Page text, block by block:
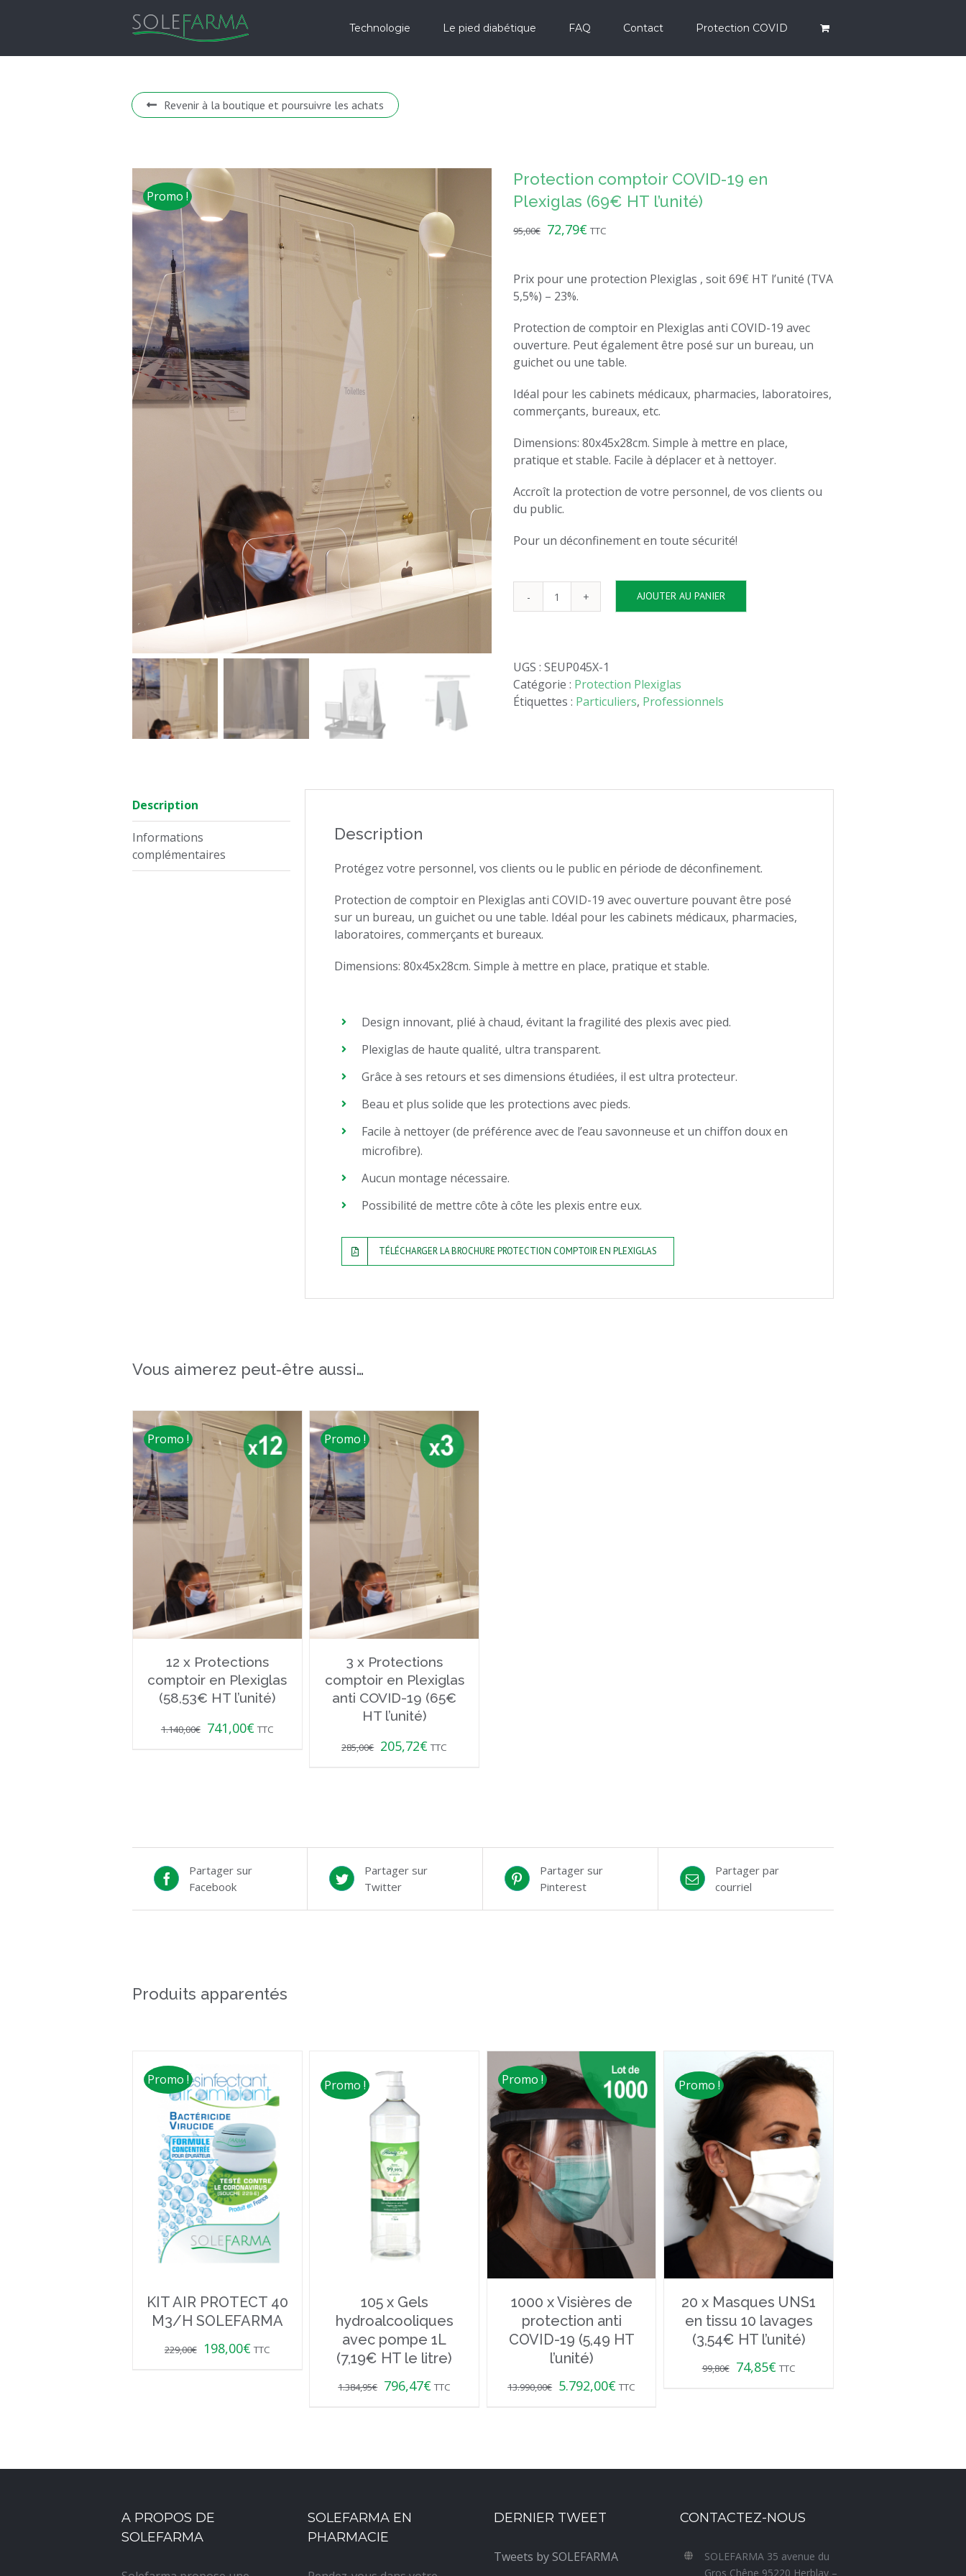
Technologie Le pied diabétique FAQ Contact Protection COVID
Revenir à la boutique et poursuivre les achats
Promo !
Protection comptoir COVID-19 en
Plexiglas (69€ HT l’unité)
95,00€ 72,79€ TTC
Prix pour une protection Plexiglas , soit 69€ HT l’unité (TVA
5,5%) – 23%.
Protection de comptoir en Plexiglas anti COVID-19 avec
ouverture. Peut également être posé sur un bureau, un
guichet ou une table.
Idéal pour les cabinets médicaux, pharmacies, laboratoires,
commerçants, bureaux, etc.
Dimensions: 80x45x28cm. Simple à mettre en place,
pratique et stable. Facile à déplacer et à nettoyer.
Accroît la protection de votre personnel, de vos clients ou
du public.
Pour un déconfinement en toute sécurité!
quantité
COVID-
19
en
AJOUTER AU PANIER
UGS :SEUP045X-1
Catégorie : Protection Plexiglas
Étiquettes : Particuliers, Professionnels
Description
Informations
complémentaires
Description
Protégez votre personnel, vos clients ou le public en période de déconfinement.
Protection de comptoir en Plexiglas anti COVID-19 avec ouverture pouvant être posé
sur un bureau, un guichet ou une table. Idéal pour les cabinets médicaux, pharmacies,
laboratoires, commerçants et bureaux.
Dimensions: 80x45x28cm. Simple à mettre en place, pratique et stable.
Design innovant, plié à chaud, évitant la fragilité des plexis avec pied.
Plexiglas de haute qualité, ultra transparent.
Grâce à ses retours et ses dimensions étudiées, il est ultra protecteur.
Beau et plus solide que les protections avec pieds.
Facile à nettoyer (de préférence avec de l’eau savonneuse et un chiffon doux en
microfibre).
Aucun montage nécessaire.
Possibilité de mettre côte à côte les plexis entre eux.
TÉLÉCHARGER LA BROCHURE PROTECTION COMPTOIR EN PLEXIGLAS
Vous aimerez peut-être aussi…
Promo !
12 x Protections
comptoir en Plexiglas
(58,53€ HT l’unité)
1.140,00€ 741,00€ TTC
Promo !
3 x Protections
comptoir en Plexiglas
anti COVID-19 (65€
HT l’unité)
285,00€ 205,72€ TTC
Partager sur
Facebook
Partager sur
Twitter
Partager sur
Pinterest
Partager par
courriel
Produits apparentés
Promo !
KIT AIR PROTECT 40
M3/H SOLEFARMA
229,00€ 198,00€ TTC
Promo !
105 x Gels
hydroalcooliques
avec pompe 1L
(7,19€ HT le litre)
1.384,95€ 796,47€ TTC
Promo !
1000 x Visières de
protection anti
COVID-19 (5,49 HT
l’unité)
13.990,00€ 5.792,00€ TTC
Promo !
20 x Masques UNS1
en tissu 10 lavages
(3,54€ HT l’unité)
99,80€ 74,85€ TTC
A PROPOS DE
SOLEFARMA
SOLEFARMA EN
PHARMACIE
DERNIER TWEET
Tweets by SOLEFARMA
CONTACTEZ-NOUS
SOLEFARMA 35 avenue du
Gros Chêne 95220 Herblay –